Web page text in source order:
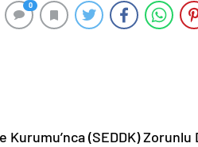
0
(SEDDK) Zorunlu